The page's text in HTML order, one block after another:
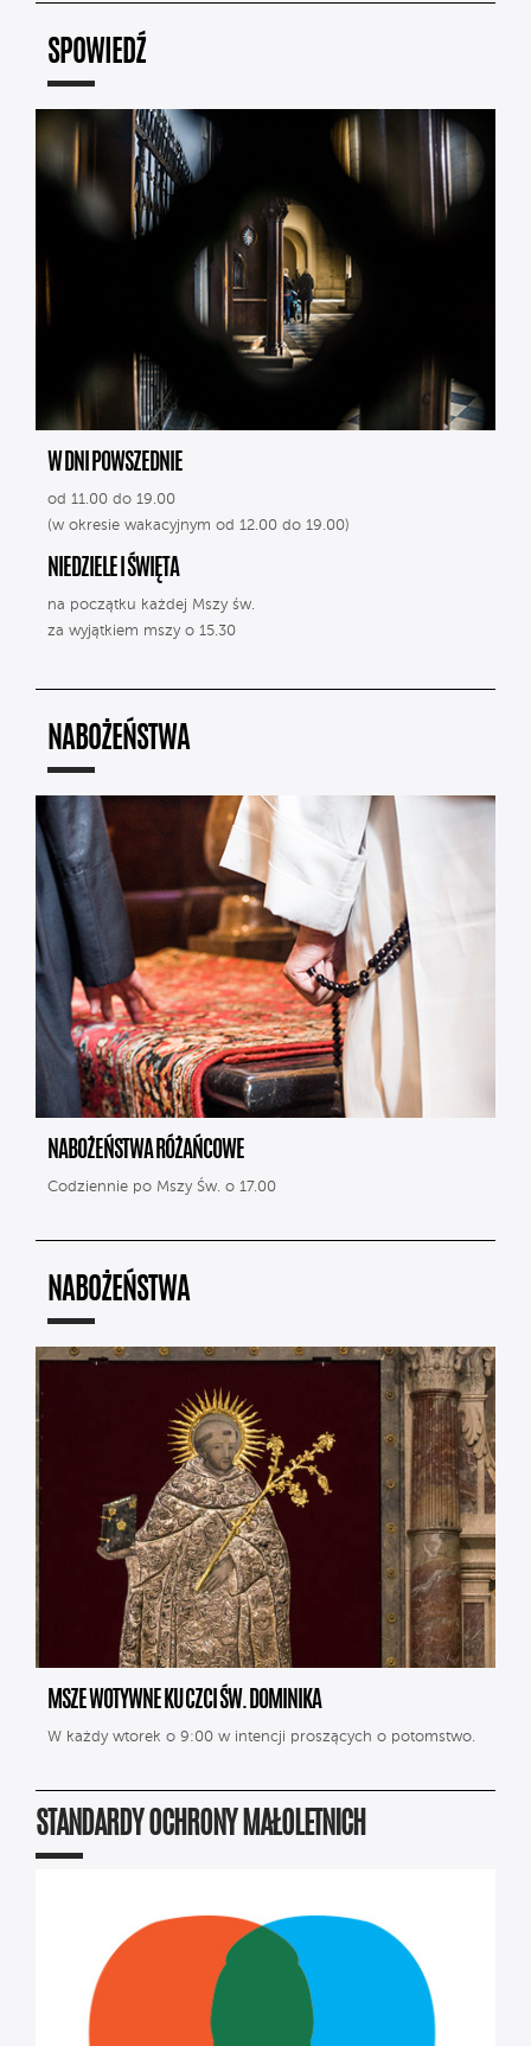
SPOWIEDŹ
W DNI POWSZEDNIE
od 11.00 do 19.00
(w okresie wakacyjnym od 12.00 do 19.00)
NIEDZIELE I ŚWIĘTA
na początku każdej Mszy św.
za wyjątkiem mszy o 15.30
NABOŻEŃSTWA
NABOŻEŃSTWA RÓŻAŃCOWE
Codziennie po Mszy Św. o 17.00
NABOŻEŃSTWA
MSZE WOTYWNE KU CZCI ŚW. DOMINIKA
W każdy wtorek o 9:00 w intencji proszących o potomstwo.
STANDARDY OCHRONY MAŁOLETNICH